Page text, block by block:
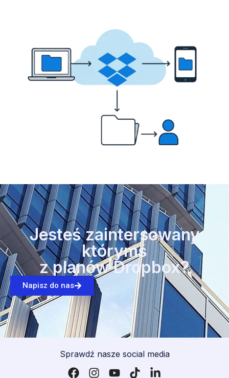
Jesteś zaintersowany
którymś
z planów Dropbox?
Napisz do nas
Sprawdź nasze social media